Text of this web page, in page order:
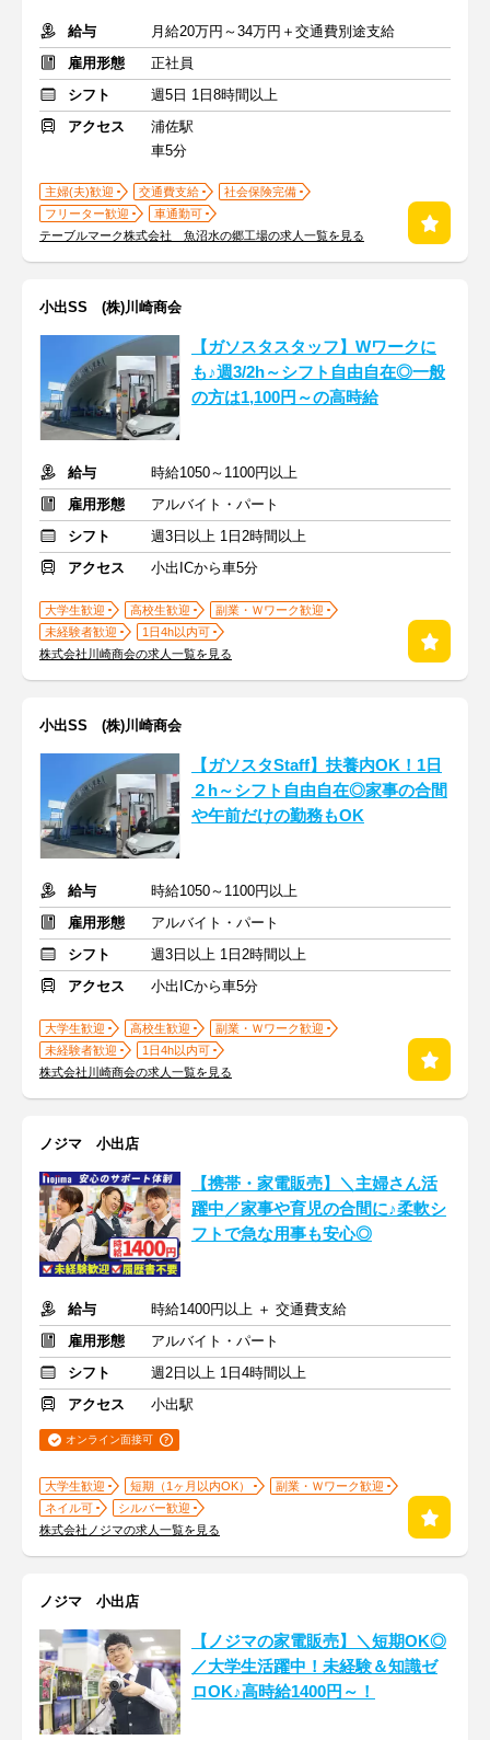
給与
月給20万円～34万円＋交通費別途支給
雇用形態
正社員
シフト
週5日 1日8時間以上
アクセス
浦佐駅
車5分
主婦(夫)歓迎 交通費支給
社会保険完備
フリーター歓迎
車通勤可
テーブルマーク株式会社 魚沼水の郷工場の求人一覧を見る
小出SS (株)川崎商会
【ガソスタスタッフ】Wワークに
も♪週3/2h～シフト自由自在◎一般
の方は1,100円～の高時給
給与
時給1050～1100円以上
雇用形態
アルバイト・パート
シフト
週3日以上 1日2時間以上
アクセス
小出ICから車5分
大学生歓迎 高校生歓迎
副業・Ｗワーク歓迎
未経験者歓迎
1日4h以内可
株式会社川崎商会の求人一覧を見る
小出SS (株)川崎商会
【ガソスタStaff】扶養内OK！1日
２h～シフト自由自在◎家事の合間
や午前だけの勤務もOK
給与
時給1050～1100円以上
雇用形態
アルバイト・パート
シフト
週3日以上 1日2時間以上
アクセス
小出ICから車5分
大学生歓迎 高校生歓迎
副業・Ｗワーク歓迎
未経験者歓迎
1日4h以内可
株式会社川崎商会の求人一覧を見る
ノジマ 小出店
【携帯・家電販売】＼主婦さん活
躍中／家事や育児の合間に♪柔軟シ
フトで急な用事も安心◎
給与
時給1400円以上 ＋ 交通費支給
雇用形態
アルバイト・パート
シフト
週2日以上 1日4時間以上
アクセス
小出駅
オンライン面接可
大学生歓迎 短期（1ヶ月以内OK）
副業・Ｗワーク歓迎
ネイル可
シルバー歓迎
株式会社ノジマの求人一覧を見る
ノジマ 小出店
【ノジマの家電販売】＼短期OK◎
／大学生活躍中！未経験＆知識ゼ
ロOK♪高時給1400円～！